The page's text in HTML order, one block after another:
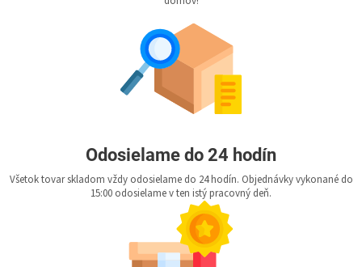
Odosielame do 24 hodín
Všetok tovar skladom vždy odosielame do 24 hodín. Objednávky vykonané do
15:00 odosielame v ten istý pracovný deň.